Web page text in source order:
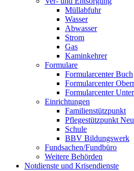
Müllabfuhr
Wasser
Abwasser
Strom
Gas
Kaminkehrer
Formulare
Formularcenter Buch
Formularcenter
Formularcenter
Einrichtungen
Familienstützpunkt
Pflegestützpunkt
Schule
BBV Bildungswerk
Fundsachen/Fundbüro
Weitere Behörden
Notdienste und Krisendienste